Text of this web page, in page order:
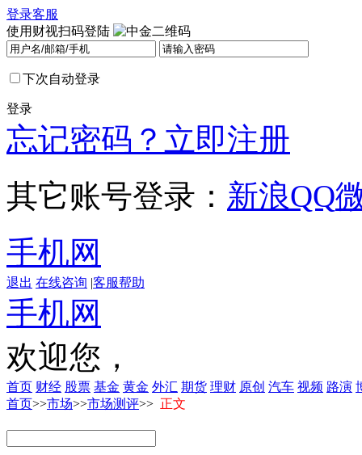
登录客服
使用财视扫码登陆
下次自动登录
登录
忘记密码？ 立即注册
其它账号登录： 新浪QQ
手机网
退出 在线咨询 |客服帮助
手机网
欢迎您，
首页 财经 股票 基金 黄金 外汇 期货 理财 原创 汽车 视频 路演
首页>>市场>>市场测评>> 正文